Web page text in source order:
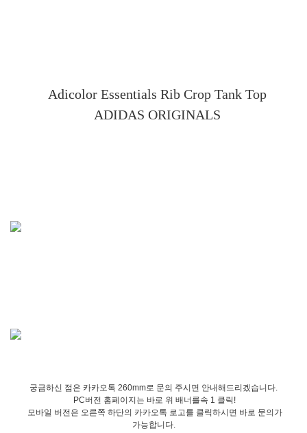
Adicolor Essentials Rib Crop Tank Top
ADIDAS ORIGINALS
궁금하신 점은 카카오톡 260mm로 문의 주시면 안내해드리겠습니다.
PC버전 홈페이지는 바로 위 배너를속 1 클릭!
모바일 버전은 오른쪽 하단의 카카오톡 로고를 클릭하시면 바로 문의가
가능합니다.